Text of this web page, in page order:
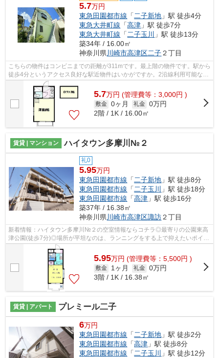
5.7万円
東急田園都市線 「 二子新地 」駅 徒歩4分
東急大井町線 「高津 」駅 徒歩7分
東急大井町線 「 二子玉川
」駅 徒歩13分
築34年 / 16.00㎡
神奈川県 川崎市高津区二子２丁目
こちらの物件はコンビニまでの距離が311mです。最上階の物件です。駅から
徒歩4分というアクセス良好な駅近物件はいかがですか。2沿線利用可能なた
め、電車利用に便利な物件です。物件...
5.7万円 (管理費等：3,000円 )
敷金 0ヶ月 礼金 0万円
2階 / 1K / 16.00㎡
賃貸 | マンション ハイタウン多摩川№２
礼0
5.95万円
東急田園都市線 「二子新地 」駅 徒歩8分
東急田園都市線 「二子玉川 」駅 徒歩18分
東急田園都市線 「高津 」駅 徒歩16分
築37年 / 16.38㎡
神奈川県 川崎市高津区諏訪２丁目
新着情報：ハイタウン多摩川№２の空室情報ならコチラ◎最寄りの公園東高
津公園(徒歩7分)◎場所が平坦なのは、ランニングをする上で抑えたいポイン
トですね◎こちらの物件はマンションです...
5.95万円 (管理費等：5,500円 )
敷金 1ヶ月 礼金 0万円
3階 / 1K / 16.38㎡
賃貸 | アパート プレミール二子
6万円
東急田園都市線 「二子新地 」駅 徒歩2分
東急田園都市線 「高津 」駅 徒歩8分
東急田園都市線 「二子玉川
」駅 徒歩12分